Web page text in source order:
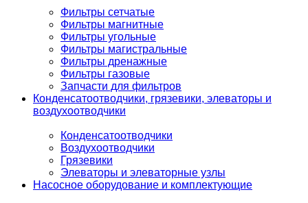
Фильтры сетчатые
Фильтры магнитные
Фильтры угольные
Фильтры магистральные
Фильтры дренажные
Фильтры газовые
Запчасти для фильтров
Конденсатоотводчики, грязевики, элеваторы и
воздухоотводчики
Конденсатоотводчики
Воздухоотводчики
Грязевики
Элеваторы и элеваторные узлы
Насосное оборудование и комплектующие